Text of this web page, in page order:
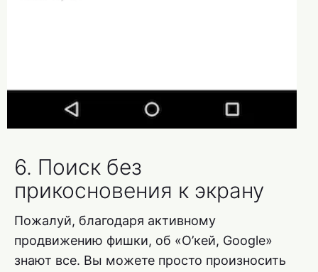
6. Поиск без
прикосновения к экрану
Пожалуй, благодаря активному
продвижению фишки, об «O’кей, Google»
знают все. Вы можете просто произносить